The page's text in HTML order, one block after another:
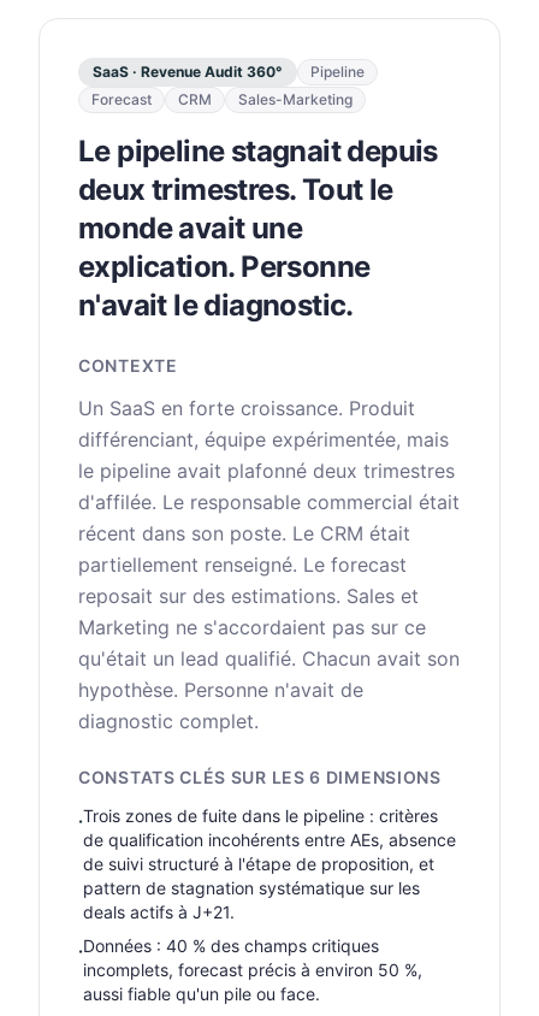
SaaS · Revenue Audit 360°
Pipeline
Forecast
CRM Sales-Marketing
Le pipeline stagnait depuis
deux trimestres. Tout le
monde avait une
explication. Personne
n'avait le diagnostic.
CONTEXTE
Un SaaS en forte croissance. Produit
différenciant, équipe expérimentée, mais
le pipeline avait plafonné deux trimestres
d'affilée. Le responsable commercial était
récent dans son poste. Le CRM était
partiellement renseigné. Le forecast
reposait sur des estimations. Sales et
Marketing ne s'accordaient pas sur ce
qu'était un lead qualifié. Chacun avait son
hypothèse. Personne n'avait de
diagnostic complet.
CONSTATS CLÉS SUR LES 6 DIMENSIONS
·Trois zones de fuite dans le pipeline : critères
de qualification incohérents entre AEs, absence
de suivi structuré à l'étape de proposition, et
pattern de stagnation systématique sur les
deals actifs à J+21.
·Données : 40 % des champs critiques
incomplets, forecast précis à environ 50 %,
aussi fiable qu'un pile ou face.